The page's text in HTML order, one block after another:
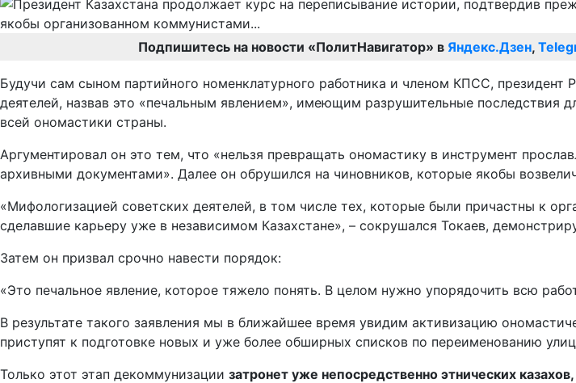
Подпишитесь на новости «ПолитНавигатор» в Яндекс.Дзен,
Будучи сам сыном партийного номенклатурного работника и членом КПСС,
деятелей, назвав это «печальным явлением», имеющим разрушительные последствия
всей ономастики страны.
Аргументировал он это тем, что «нельзя превращать ономастику в инструмент
архивными документами». Далее он обрушился на чиновников, которые якобы
«Мифологизацией советских деятелей, в том числе тех, которые были причастны к
сделавшие карьеру уже в независимом Казахстане», – сокрушался Токаев,
Затем он призвал срочно навести порядок:
«Это печальное явление, которое тяжело понять. В целом нужно упорядочить всю
В результате такого заявления мы в ближайшее время увидим активизацию
приступят к подготовке новых и уже более обширных списков по переименованию
Только этот этап декоммунизации затронет уже непосредственно этнических